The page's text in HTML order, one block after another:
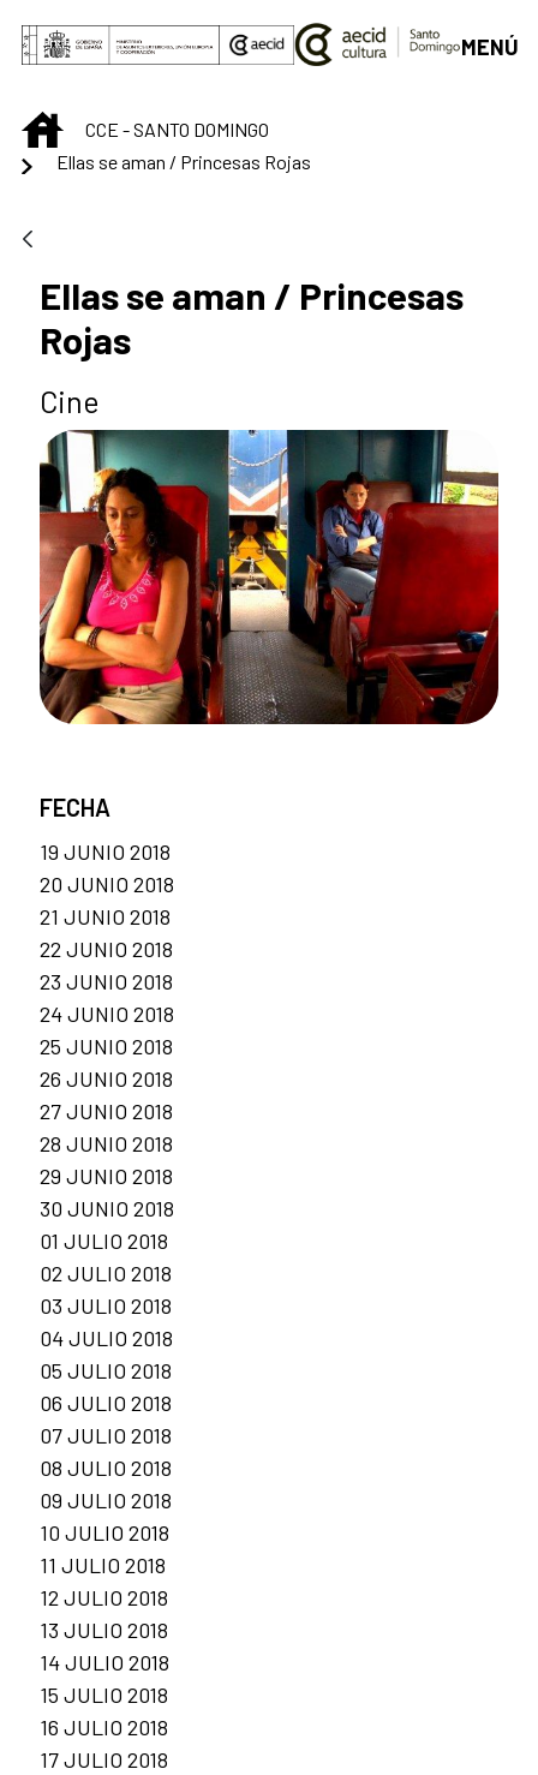
Saltar al contenido principal
MENÚ
INICIOCCE - SANTO DOMINGO
Ellas se aman / Princesas Rojas
Ellas se aman / Princesas
Rojas
Cine
FECHA
19 JUNIO 2018
20 JUNIO 2018
21 JUNIO 2018
22 JUNIO 2018
23 JUNIO 2018
24 JUNIO 2018
25 JUNIO 2018
26 JUNIO 2018
27 JUNIO 2018
28 JUNIO 2018
29 JUNIO 2018
30 JUNIO 2018
01 JULIO 2018
02 JULIO 2018
03 JULIO 2018
04 JULIO 2018
05 JULIO 2018
06 JULIO 2018
07 JULIO 2018
08 JULIO 2018
09 JULIO 2018
10 JULIO 2018
11 JULIO 2018
12 JULIO 2018
13 JULIO 2018
14 JULIO 2018
15 JULIO 2018
16 JULIO 2018
17 JULIO 2018